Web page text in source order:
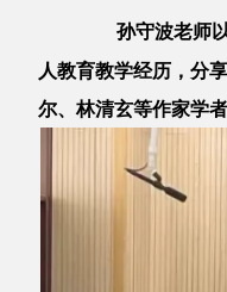
孙守波老师
人教育教学经历，分
尔、林清玄等作家学